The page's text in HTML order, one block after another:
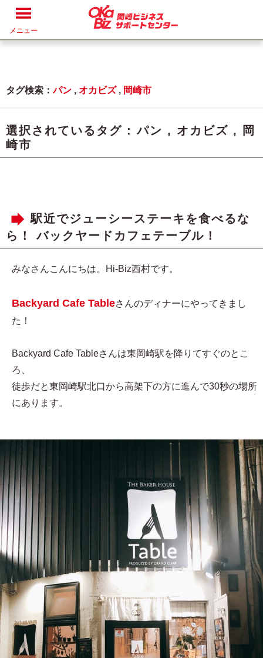
メニュー
タグ検索：パン , オカビズ, 岡崎市
選択されているタグ :パン , オカビズ ,
岡
崎市
駅近でジューシーステーキを食べるな
ら！ バックヤードカフェテーブル！
みなさんこんにちは。Hi-Biz西村です。
Backyard Cafe Tableさんのディナーにやってきまし
た！
Backyard Cafe Tableさんは東岡崎駅を降りてすぐのとこ
ろ、
徒歩だと東岡崎駅北口から高架下の方に進んで30秒の場所
にあります。